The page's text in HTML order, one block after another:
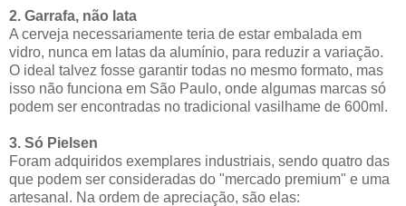
2. Garrafa, não lata
A cerveja necessariamente teria de estar embalada em
vidro, nunca em latas da alumínio, para reduzir a variação.
O ideal talvez fosse garantir todas no mesmo formato, mas
isso não funciona em São Paulo, onde algumas marcas só
podem ser encontradas no tradicional vasilhame de 600ml.
3. Só Pielsen
Foram adquiridos exemplares industriais, sendo quatro das
que podem ser consideradas do "mercado premium" e uma
artesanal. Na ordem de apreciação, são elas: